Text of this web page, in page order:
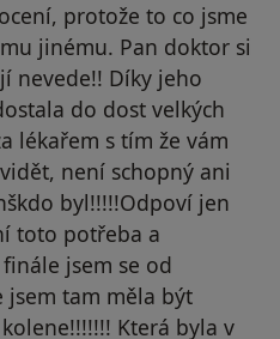
protože to co jsme
jinému. Pan doktor si
nevede!! Díky jeho
do dost velkých
lékařem s tím že vám
není schopný ani
byl!!!!!Odpoví jen
toto potřeba a
jsem se od
jsem tam měla být
Která byla v